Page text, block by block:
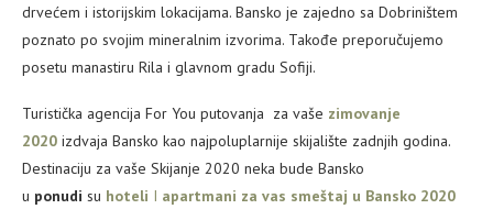
drvećem i istorijskim lokacijama. Bansko je zajedno sa Dobriništem
poznato po svojim mineralnim izvorima. Takođe preporučujemo
posetu manastiru Rila i glavnom gradu Sofiji.
Turistička agencija For You putovanja za vaše zimovanje
2020 izdvaja Bansko kao najpoluplarnije skijalište zadnjih godina.
Destinaciju za vaše Skijanje 2020 neka bude Bansko
u ponudi su hoteli I apartmani za vas smeštaj u Bansko 2020